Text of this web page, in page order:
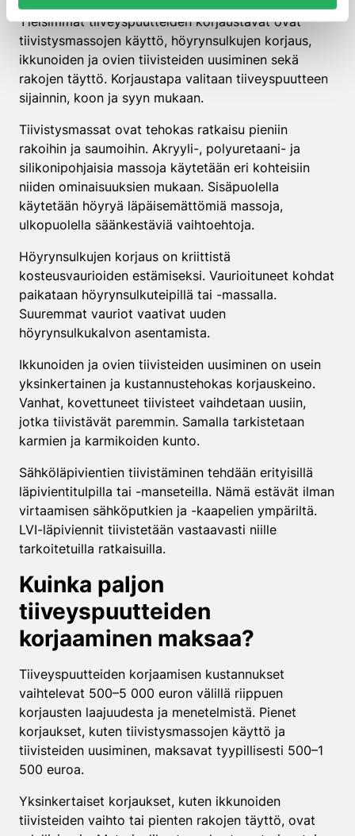
Yleisimmät tiiveyspuutteiden korjaustavat ovat
tiivistysmassojen käyttö, höyrynsulkujen korjaus,
ikkunoiden ja ovien tiivisteiden uusiminen sekä
rakojen täyttö. Korjaustapa valitaan tiiveyspuutteen
sijainnin, koon ja syyn mukaan.
Tiivistysmassat ovat tehokas ratkaisu pieniin
rakoihin ja saumoihin. Akryyli-, polyuretaani- ja
silikonipohjaisia massoja käytetään eri kohteisiin
niiden ominaisuuksien mukaan. Sisäpuolella
käytetään höyryä läpäisemättömiä massoja,
ulkopuolella säänkestäviä vaihtoehtoja.
Höyrynsulkujen korjaus on kriittistä
kosteusvaurioiden estämiseksi. Vaurioituneet kohdat
paikataan höyrynsulkuteipillä tai -massalla.
Suuremmat vauriot vaativat uuden
höyrynsulkukalvon asentamista.
Ikkunoiden ja ovien tiivisteiden uusiminen on usein
yksinkertainen ja kustannustehokas korjauskeino.
Vanhat, kovettuneet tiivisteet vaihdetaan uusiin,
jotka tiivistävät paremmin. Samalla tarkistetaan
karmien ja karmikoiden kunto.
Sähköläpivientien tiivistäminen tehdään erityisillä
läpivientitulpilla tai -manseteilla. Nämä estävät ilman
virtaamisen sähköputkien ja -kaapelien ympäriltä.
LVI-läpiviennit tiivistetään vastaavasti niille
tarkoitetuilla ratkaisuilla.
Kuinka paljon
tiiveyspuutteiden
korjaaminen maksaa?
Tiiveyspuutteiden korjaamisen kustannukset
vaihtelevat 500–5 000 euron välillä riippuen
korjausten laajuudesta ja menetelmistä. Pienet
korjaukset, kuten tiivistysmassojen käyttö ja
tiivisteiden uusiminen, maksavat tyypillisesti 500–1
500 euroa.
Yksinkertaiset korjaukset, kuten ikkunoiden
tiivisteiden vaihto tai pienten rakojen täyttö, ovat